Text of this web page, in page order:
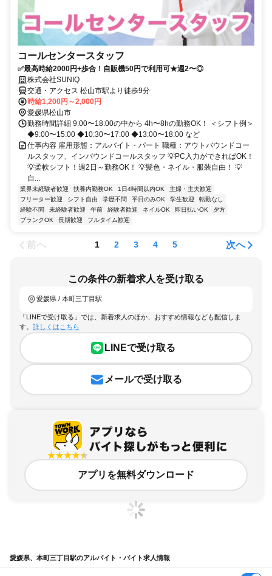
コールセンタースタッフ
✅最高時給2000円+歩合！自販機50円で利用可★週2〜◎
株式会社SUNIQ
交通・アクセス 松山市駅より徒歩9分
時給1,200円～2,000円
愛媛県松山市
勤務時間詳細 9:00〜18:00の中から 4h〜8hの勤務OK！ ＜シフト例＞
◆9:00〜15:00 ◆10:30〜17:00 ◆13:00〜18:00 など
仕事内容 雇用形態：アルバイト・パート 職種：アウトバウンドコー
ルスタッフ、インバウンドコールスタッフ 💡PC入力ができればOK！
💡柔軟シフト！週2日～勤務OK！ 💡髪色・ネイル・服装自由！ 💡
自...
業界未経験者歓迎 扶養内勤務OK 1日4時間以内OK
主婦・主夫歓迎
フリーター歓迎
シフト自由 学歴不問 平日のみOK 学生歓迎
転勤なし
経験不問
未経験者歓迎 午前 経験者歓迎 ネイルOK 即日払いOK
夕方
ブランクOK
長期歓迎 フルタイム歓迎
前へ 1 2 3 4 5 次へ
この条件の新着求人を受け取る
愛媛県 / 本町三丁目駅
「LINEで受け取る」では、新着求人のほか、おすすめ情報なども配信しま
す。 詳しくはこちら
LINEで受け取る
メールで受け取る
アプリを無料ダウンロード
愛媛県、本町三丁目駅のアルバイト・バイト求人情報